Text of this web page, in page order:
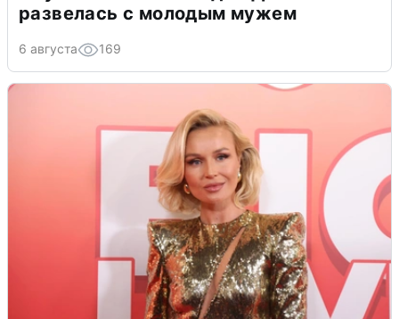
развелась с молодым мужем
6 августа 169